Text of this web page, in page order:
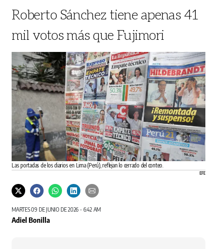
Roberto Sánchez tiene apenas 41
mil votos más que Fujimori
Las portadas de los diarios en Lima (Perú), reflejan lo cerrado del conteo.
EFE
MARTES 09 DE JUNIO DE 2026 - 6:42 AM
Adiel Bonilla